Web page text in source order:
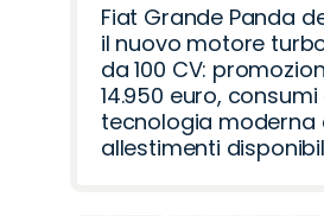
Fiat Grande Panda
il nuovo motore
da 100 CV:
14.950 euro,
tecnologia moderna
allestimenti